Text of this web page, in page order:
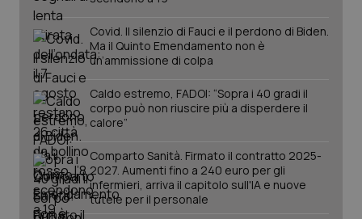
Covid. Il silenzio di Fauci e il perdono di Biden.
Ma il Quinto Emendamento non è
un’ammissione di colpa
Caldo estremo, FADOI: “Sopra i 40 gradi il
corpo può non riuscire più a disperdere il
calore”
Comparto Sanità. Firmato il contratto 2025-
2027. Aumenti fino a 240 euro per gli
infermieri, arriva il capitolo sull'IA e nuove
tutele per il personale
session-id
_ga
Google LLC
.quotidianosanita.it